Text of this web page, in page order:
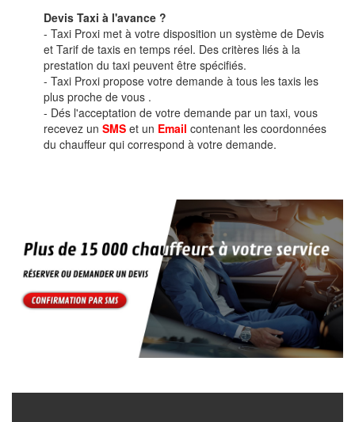
Devis Taxi à l'avance ?
- Taxi Proxi met à votre disposition un système de Devis
et Tarif de taxis en temps réel. Des critères liés à la
prestation du taxi peuvent être spécifiés.
- Taxi Proxi propose votre demande à tous les taxis les
plus proche de vous .
- Dés l'acceptation de votre demande par un taxi, vous
recevez un SMS et un Email contenant les coordonnées
du chauffeur qui correspond à votre demande.